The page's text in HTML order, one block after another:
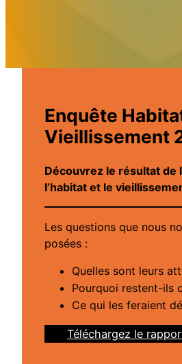
Enquête
Vieillissement
Découvrez le résultat de
l’habitat et le
Les questions que nous
posées :
Quelles sont leurs
Pourquoi restent-ils
Ce qui les feraient
Téléchargez le